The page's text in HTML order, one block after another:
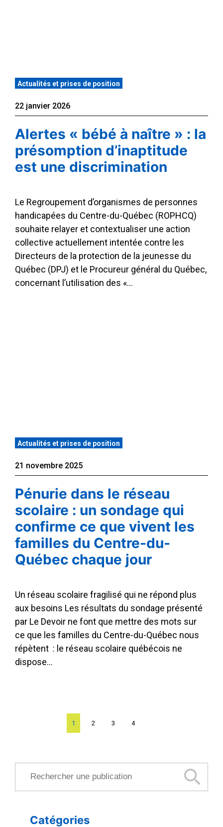
Actualités et prises de position
22 janvier 2026
Alertes « bébé à naître » : la
présomption d’inaptitude
est une discrimination
Le Regroupement d’organismes de personnes
handicapées du Centre-du-Québec (ROPHCQ)
souhaite relayer et contextualiser une action
collective actuellement intentée contre les
Directeurs de la protection de la jeunesse du
Québec (DPJ) et le Procureur général du Québec,
concernant l’utilisation des «…
Actualités et prises de position
21 novembre 2025
Pénurie dans le réseau
scolaire : un sondage qui
confirme ce que vivent les
familles du Centre-du-
Québec chaque jour
Un réseau scolaire fragilisé qui ne répond plus
aux besoins Les résultats du sondage présenté
par Le Devoir ne font que mettre des mots sur
ce que les familles du Centre-du-Québec nous
répètent : le réseau scolaire québécois ne
dispose…
Page
1 Page
2 Page
3 Page
4
Catégories